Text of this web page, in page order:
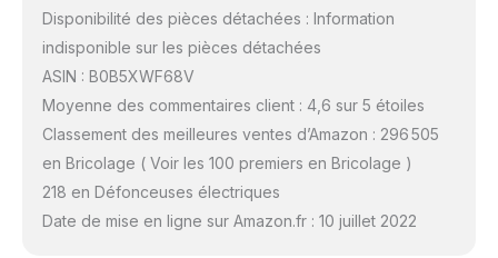
Disponibilité des pièces détachées : Information
indisponible sur les pièces détachées
ASIN : B0B5XWF68V
Moyenne des commentaires client : 4,6 sur 5 étoiles
Classement des meilleures ventes d’Amazon : 296 505
en Bricolage ( Voir les 100 premiers en Bricolage )
218 en Défonceuses électriques
Date de mise en ligne sur Amazon.fr : 10 juillet 2022